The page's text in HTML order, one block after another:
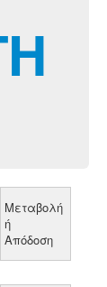
Μεταβολή
ή
Απόδοση